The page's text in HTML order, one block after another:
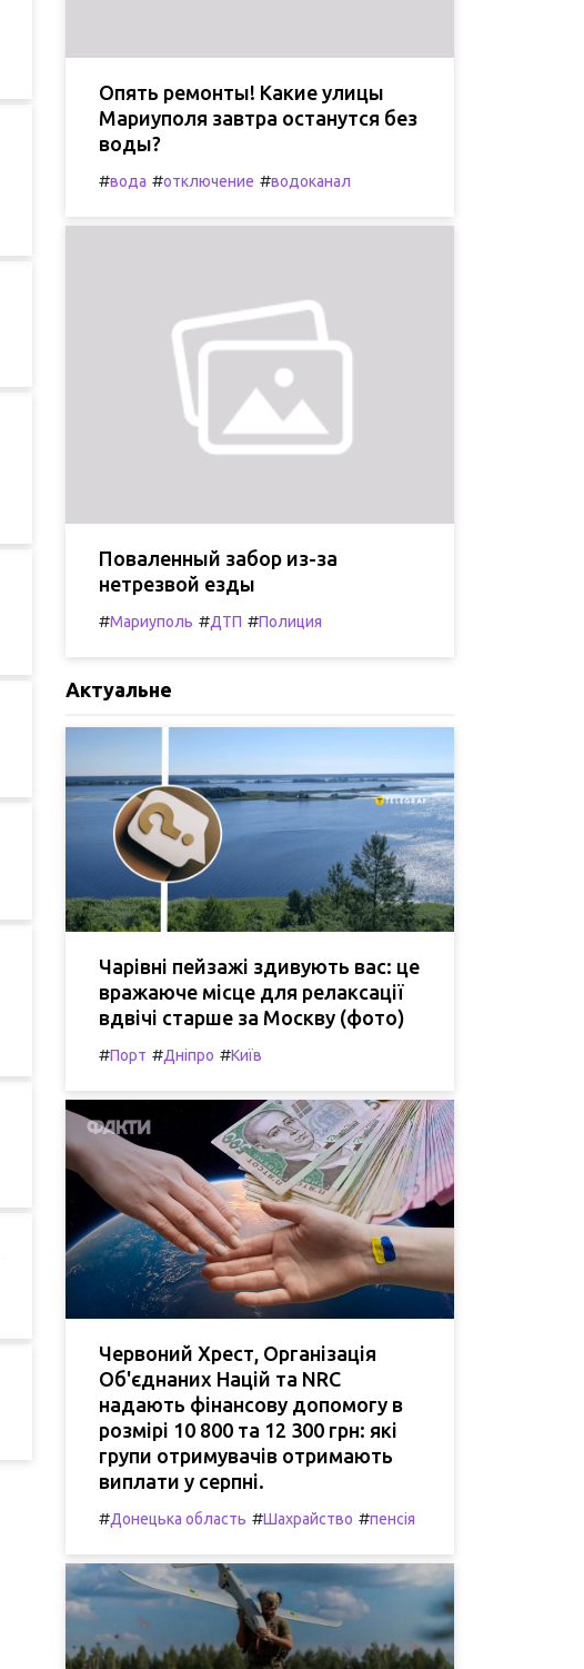
Опять ремонты! Какие улицы
Мариуполя завтра останутся без
воды?
#вода #отключение #водоканал
Поваленный забор из-за
нетрезвой езды
#Мариуполь #ДТП #Полиция
Актуальне
Чарівні пейзажі здивують вас: це
вражаюче місце для релаксації
вдвічі старше за Москву (фото)
#Порт #Дніпро #Київ
Червоний Хрест, Організація
Об'єднаних Націй та NRC
надають фінансову допомогу в
розмірі 10 800 та 12 300 грн: які
групи отримувачів отримають
виплати у серпні.
#Донецька область #Шахрайство #пенсія